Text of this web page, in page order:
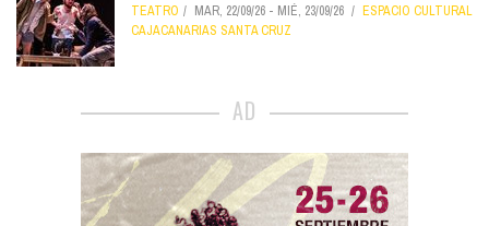
TEATRO MAR, 22/09/26 - MIÉ, 23/09/26
ESPACIO CULTURAL
CAJACANARIAS SANTA CRUZ
AD